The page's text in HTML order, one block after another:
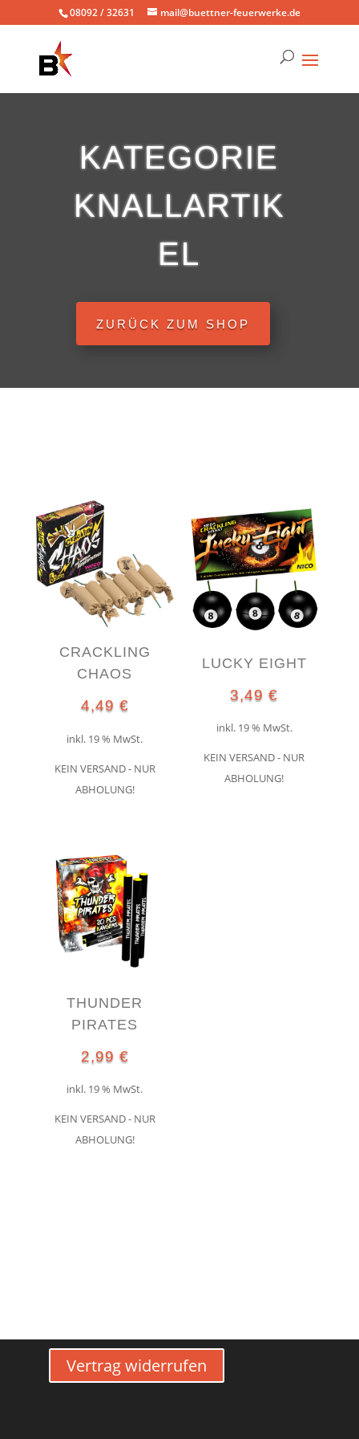
08092 / 32631 mail@buettner-feuerwerke.de
KATEGORIE
KNALLARTIK
EL
ZURÜCK ZUM SHOP
CRACKLING
CHAOS
4,49 €
inkl. 19 % MwSt.
KEIN VERSAND - NUR
ABHOLUNG!
LUCKY EIGHT
3,49€
inkl. 19 % MwSt.
KEIN VERSAND - NUR
ABHOLUNG!
THUNDER
PIRATES
2,99 €
inkl. 19 % MwSt.
KEIN VERSAND - NUR
ABHOLUNG!
Vertrag widerrufen